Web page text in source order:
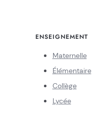
ENSEIGNEMENT
Maternelle
Élémentaire
Collège
Lycée